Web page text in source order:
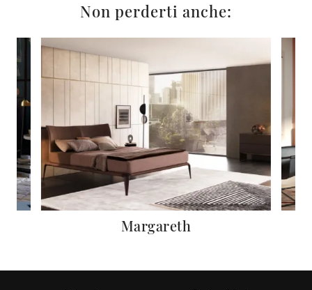
Non perderti anche:
Margareth